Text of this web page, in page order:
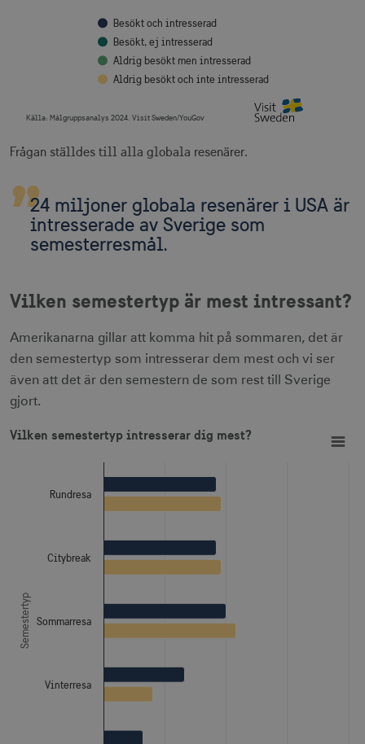
Besökt och intresserad
Besökt, ej intresserad
Aldrig besökt men intresserad
Aldrig besökt och inte intresserad
Källa:Målgruppsanalys 2024. Visit Sweden/YouGov
Frågan ställdes till alla globala resenärer.
24 miljoner globala resenärer i USA är
intresserade av Sverige som
semesterresmål.
Vilken semestertyp är mest intressant?
Amerikanarna gillar att komma hit på sommaren, det är
den semestertyp som intresserar dem mest och vi ser
även att det är den semestern de som rest till Sverige
gjort.
Vilken semestertyp intresserar dig mest?
Vilken semestertyp intresserar dig mest?
Bar chart with 2 data series.
View as data table, Vilken semestertyp intresserar dig mest?
The chart has 1 Y axis displaying Procent. Data ranges
Semestertyp
Rundresa
Citybreak
Sommarresa
Vinterresa